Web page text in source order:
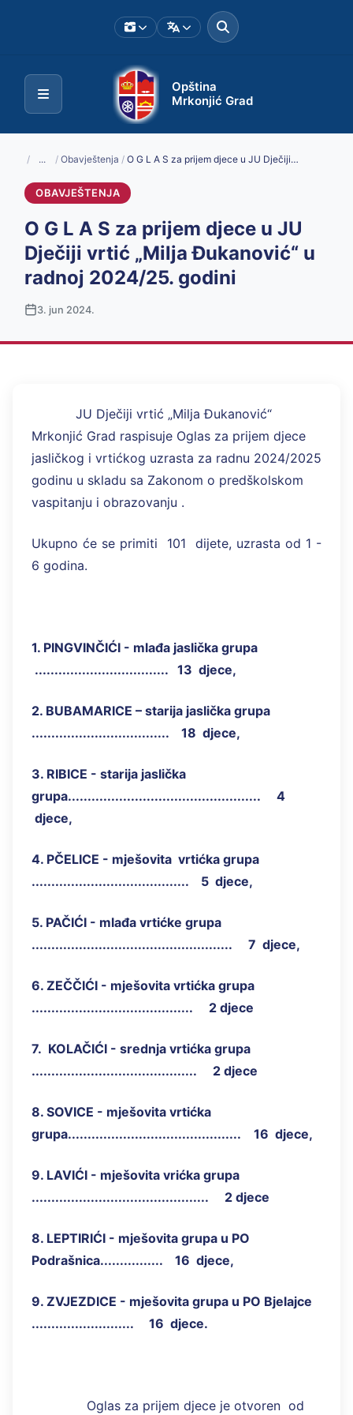
Opština
Mrkonjić Grad
/ ... / Obavještenja / O G L A S za prijem djece u JU Dječiji vrtić „Milja Đukanović“ u radnoj 2024/25. godini
OBAVJEŠTENJA
O G L A S za prijem djece u JU
Dječiji vrtić „Milja Đukanović“ u
radnoj 2024/25. godini
3. jun 2024.
JU Dječiji vrtić „Milja Đukanović“
Mrkonjić Grad raspisuje Oglas za prijem djece
jasličkog i vrtićkog uzrasta za radnu 2024/2025
godinu u skladu sa Zakonom o predškolskom
vaspitanju i obrazovanju .
Ukupno će se primiti 101 dijete, uzrasta od 1 -
6 godina.
1. PINGVINČIĆI - mlađa jaslička grupa
.................................. 13 djece,
2. BUBAMARICE – starija jaslička grupa
................................... 18 djece,
3. RIBICE - starija jaslička
grupa................................................. 4
djece,
4. PČELICE - mješovita vrtićka grupa
........................................ 5 djece,
5. PAČIĆI - mlađa vrtićke grupa
................................................... 7 djece,
6. ZEČČIĆI - mješovita vrtićka grupa
......................................... 2 djece
7. KOLAČIĆI - srednja vrtićka grupa
.......................................... 2 djece
8. SOVICE - mješovita vrtićka
grupa............................................ 16 djece,
9. LAVIĆI - mješovita vrićka grupa
............................................. 2 djece
8. LEPTIRIĆI - mješovita grupa u PO
Podrašnica................ 16 djece,
9. ZVJEZDICE - mješovita grupa u PO Bjelajce
.......................... 16 djece.
Oglas za prijem djece je otvoren od